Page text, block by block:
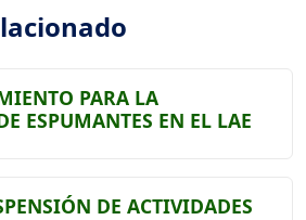
PARA LA
ESPUMANTES EN EL LAE
DE ACTIVIDADES